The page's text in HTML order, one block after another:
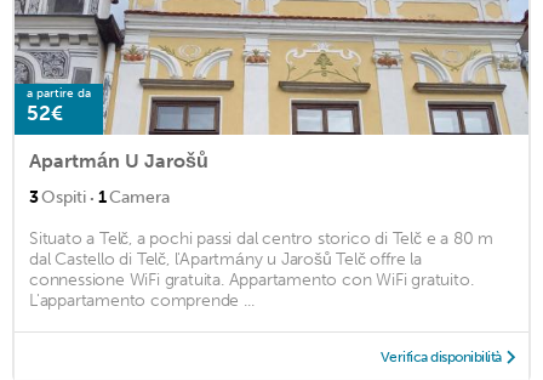
a partire da
52€
Apartmán U Jarošů
3Ospiti · 1Camera
Situato a Telč, a pochi passi dal centro storico di Telč e a 80 m
dal Castello di Telč, l'Apartmány u Jarošů Telč offre la
connessione WiFi gratuita. Appartamento con WiFi gratuito.
L'appartamento comprende ...
Verifica disponibilità